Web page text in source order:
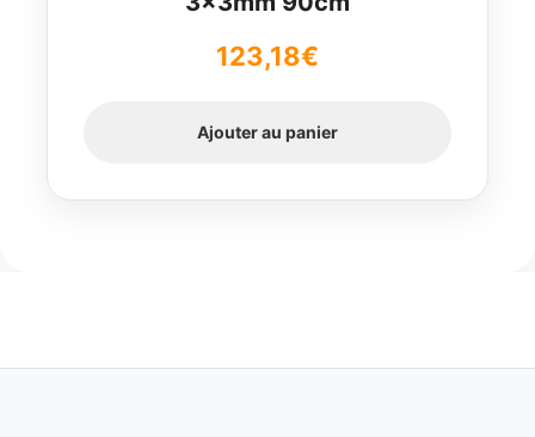
123,18€
Ajouter au panier